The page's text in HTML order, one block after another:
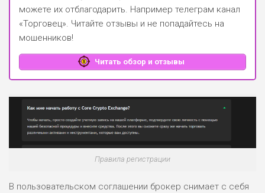
можете их отблагодарить. Например телеграм канал
«Торговец». Читайте отзывы и не попадайтесь на
мошенников!
Читать обзор и отзывы
Правила регистрации
В пользовательском соглашении брокер снимает с себя